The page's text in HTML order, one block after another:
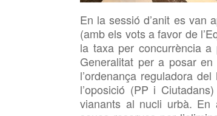
En la sessió d’anit es van
(amb els vots a favor de
la taxa per concurrència
Generalitat per a posar
l’ordenança reguladora
l’oposició (PP i
vianants al nucli urbà. En